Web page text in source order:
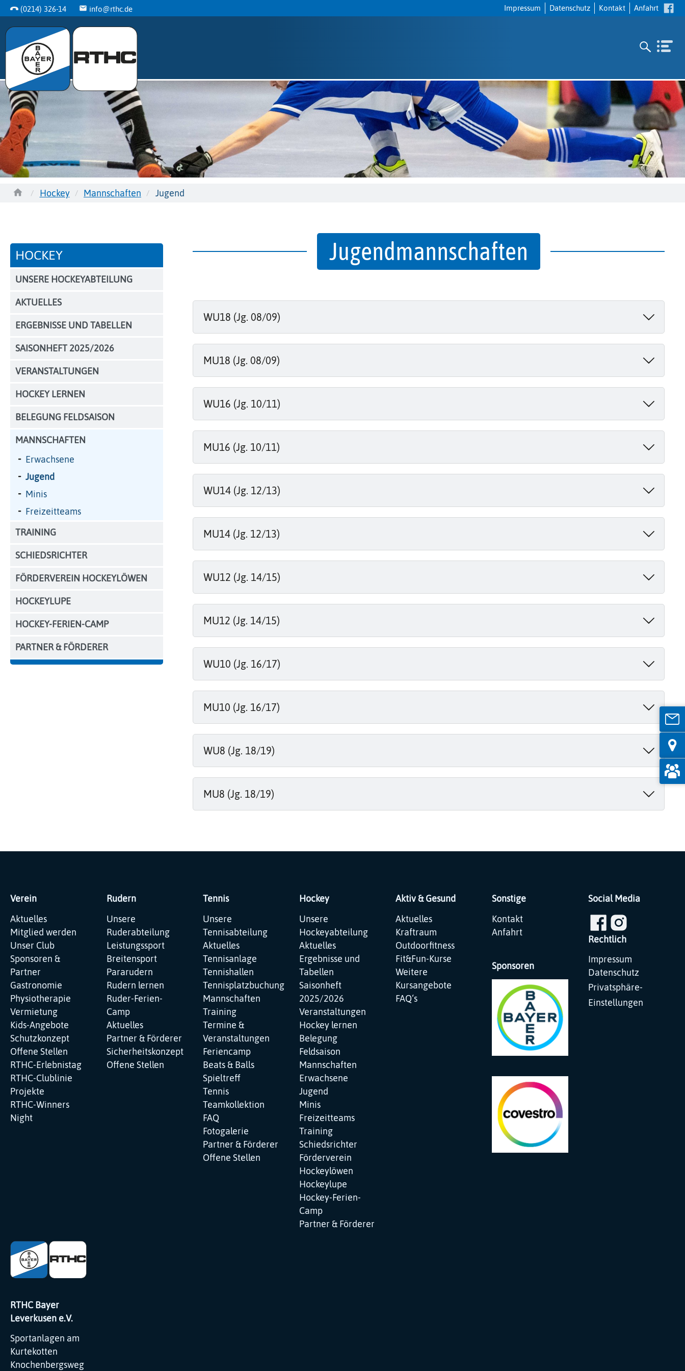
(0214) 326-14 info@rthc.de
Navigation
überspringen
Impressum Datenschutz Kontakt Anfahrt
Hockey Mannschaften Jugend
Navigation
überspringen
HOCKEY
UNSERE HOCKEYABTEILUNG
AKTUELLES
ERGEBNISSE UND TABELLEN
SAISONHEFT 2025/2026
VERANSTALTUNGEN
HOCKEY LERNEN
BELEGUNG FELDSAISON
MANNSCHAFTEN
Erwachsene
Jugend
Minis
Freizeitteams
TRAINING
SCHIEDSRICHTER
FÖRDERVEREIN HOCKEYLÖWEN
HOCKEYLUPE
HOCKEY-FERIEN-CAMP
PARTNER & FÖRDERER
Jugendmannschaften
WU18 (Jg. 08/09)
MU18 (Jg. 08/09)
WU16 (Jg. 10/11)
MU16 (Jg. 10/11)
WU14 (Jg. 12/13)
MU14 (Jg. 12/13)
WU12 (Jg. 14/15)
MU12 (Jg. 14/15)
WU10 (Jg. 16/17)
MU10 (Jg. 16/17)
WU8 (Jg. 18/19)
MU8 (Jg. 18/19)
Verein
Navigation
überspringen
Aktuelles
Mitglied werden
Unser Club
Sponsoren &
Partner
Gastronomie
Physiotherapie
Vermietung
Kids-Angebote
Schutzkonzept
Offene Stellen
RTHC-Erlebnistag
RTHC-Clublinie
Projekte
RTHC-Winners
Night
Rudern
Navigation
überspringen
Unsere
Ruderabteilung
Leistungssport
Breitensport
Pararudern
Rudern lernen
Ruder-Ferien-
Camp
Aktuelles
Partner & Förderer
Sicherheitskonzept
Offene Stellen
Tennis
Navigation
überspringen
Unsere
Tennisabteilung
Aktuelles
Tennisanlage
Tennishallen
Tennisplatzbuchung
Mannschaften
Training
Termine &
Veranstaltungen
Feriencamp
Beats & Balls
Spieltreff
Tennis
Teamkollektion
FAQ
Fotogalerie
Partner & Förderer
Offene Stellen
Hockey
Navigation
überspringen
Unsere
Hockeyabteilung
Aktuelles
Ergebnisse und
Tabellen
Saisonheft
2025/2026
Veranstaltungen
Hockey lernen
Belegung
Feldsaison
Mannschaften
Erwachsene
Jugend
Minis
Freizeitteams
Training
Schiedsrichter
Förderverein
Hockeylöwen
Hockeylupe
Hockey-Ferien-
Camp
Partner & Förderer
Aktiv & Gesund
Navigation
überspringen
Aktuelles
Kraftraum
Outdoorfitness
Fit&Fun-Kurse
Weitere
Kursangebote
FAQ‘s
Sonstige
Navigation
überspringen
Kontakt
Anfahrt
Sponsoren
Social Media
Rechtlich
Navigation
überspringen
Impressum
Datenschutz
Privatsphäre-
Einstellungen
RTHC Bayer
Leverkusen e.V.
Sportanlagen am
Kurtekotten
Knochenbergsweg